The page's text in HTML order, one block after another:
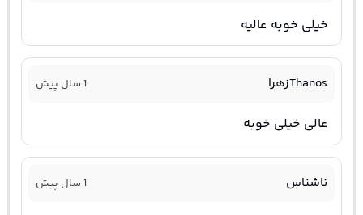
خیلی خوبه عالیه
Thanosزهرا 1 سال پیش
عالی خیلی خوبه
ناشناس 1 سال پیش